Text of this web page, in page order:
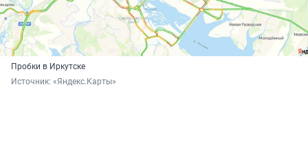
Пробки в Иркутске
Источник: «Яндекс.Карты»